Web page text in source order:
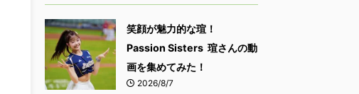
笑顔が魅力的な瑄！
Passion Sisters 瑄さんの動
画を集めてみた！
2026/8/7